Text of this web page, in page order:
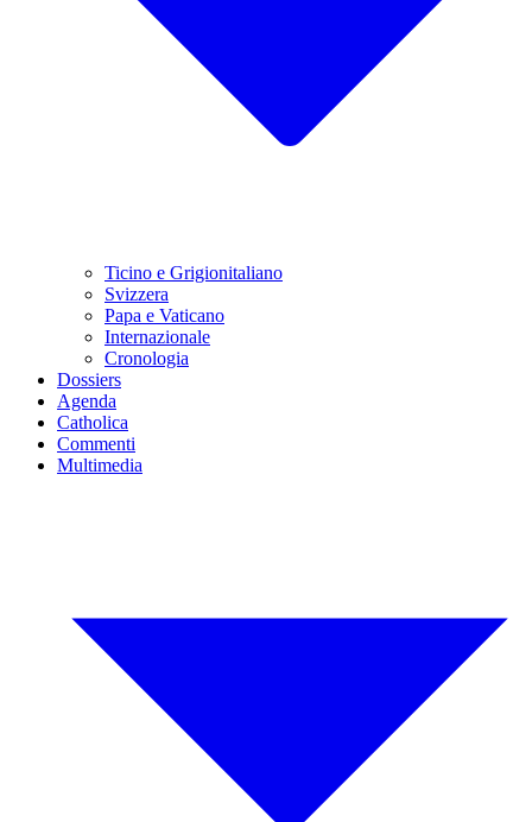
Ticino e Grigionitaliano
Svizzera
Papa e Vaticano
Internazionale
Cronologia
Dossiers
Agenda
Catholica
Commenti
Multimedia